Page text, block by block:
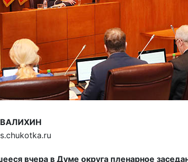
вчера в Думе округа пленарное